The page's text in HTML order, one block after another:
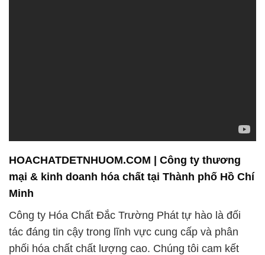
HOACHATDETNHUOM.COM | Công ty thương
mại & kinh doanh hóa chất tại Thành phố Hồ Chí
Minh
Công ty Hóa Chất Đắc Trường Phát tự hào là đối
tác đáng tin cậy trong lĩnh vực cung cấp và phân
phối hóa chất chất lượng cao. Chúng tôi cam kết